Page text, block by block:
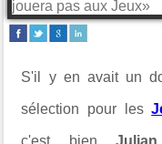
S'il y en avait un
sélection pour les
c'est bien